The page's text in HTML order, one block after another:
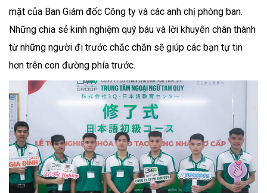
mặt của Ban Giám đốc Công ty và các anh chị phòng ban.
Những chia sẻ kinh nghiệm quý báu và lời khuyên chân thành
từ những người đi trước chắc chắn sẽ giúp các bạn tự tin
hơn trên con đường phía trước.